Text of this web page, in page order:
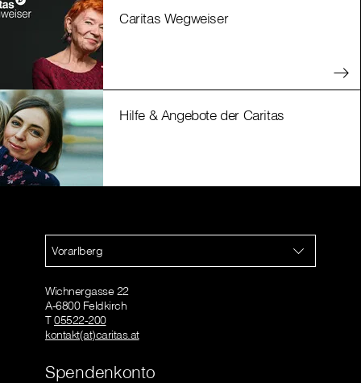
Caritas Wegweiser
Hilfe & Angebote der Caritas
Vorarlberg
Wichnergasse 22
A-6800 Feldkirch
T05522-200
kontakt(at)caritas.at
Spendenkonto